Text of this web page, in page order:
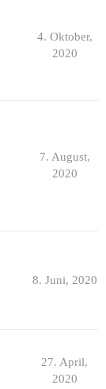
4. Oktober,
2020
7. August,
2020
8. Juni, 2020
27. April,
2020